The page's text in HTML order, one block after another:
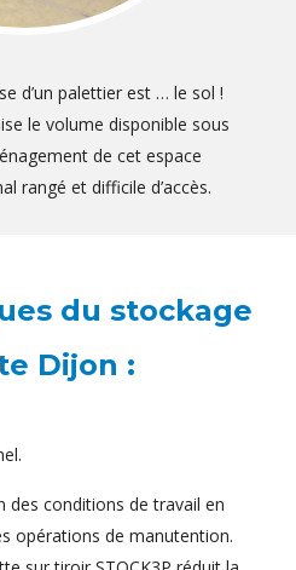
d’un palettier est … le sol !
le volume disponible sous
de cet espace
rangé et difficile d’accès.
du stockage
Dijon :
conditions de travail en
opérations de manutention.